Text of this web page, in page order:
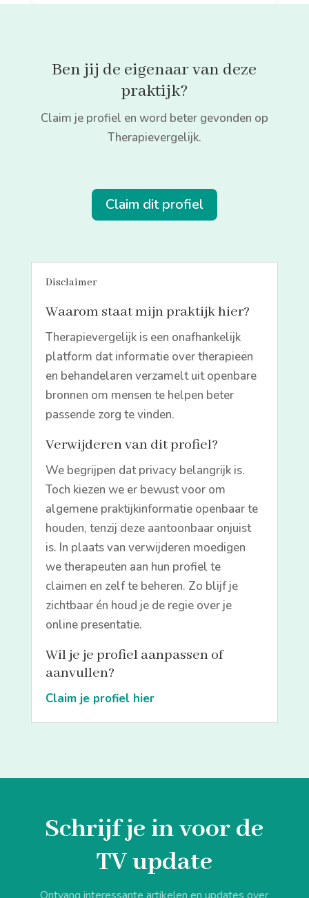
Ben jij de eigenaar van deze
praktijk?
Claim je profiel en word beter gevonden op
Therapievergelijk.
Claim dit profiel
Disclaimer
Waarom staat mijn praktijk hier?
Therapievergelijk is een onafhankelijk
platform dat informatie over therapieën
en behandelaren verzamelt uit openbare
bronnen om mensen te helpen beter
passende zorg te vinden.
Verwijderen van dit profiel?
We begrijpen dat privacy belangrijk is.
Toch kiezen we er bewust voor om
algemene praktijkinformatie openbaar te
houden, tenzij deze aantoonbaar onjuist
is. In plaats van verwijderen moedigen
we therapeuten aan hun profiel te
claimen en zelf te beheren. Zo blijf je
zichtbaar én houd je de regie over je
online presentatie.
Wil je je profiel aanpassen of
aanvullen?
Claim je profiel hier
Schrijf je in voor de
TV update